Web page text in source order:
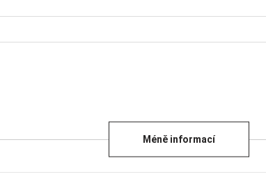
Méně informací